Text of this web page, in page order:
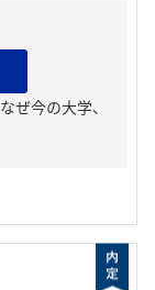
ぜ今の大学、